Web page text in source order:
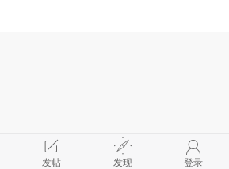
发帖 发现 登录